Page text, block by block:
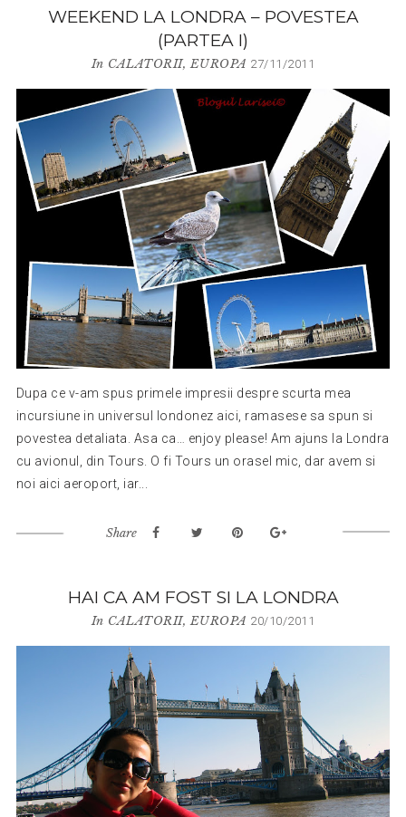
WEEKEND LA LONDRA – POVESTEA
(PARTEA I)
In CALATORII,EUROPA 27/11/2011
Dupa ce v-am spus primele impresii despre scurta mea
incursiune in universul londonez aici, ramasese sa spun si
povestea detaliata. Asa ca… enjoy please! Am ajuns la Londra
cu avionul, din Tours. O fi Tours un orasel mic, dar avem si
noi aici aeroport, iar...
Share
HAI CA AM FOST SI LA LONDRA
In CALATORII,EUROPA 20/10/2011